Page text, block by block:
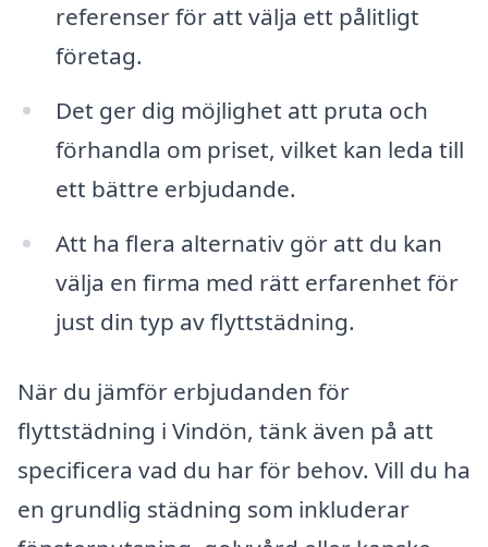
referenser för att välja ett pålitligt
företag.
Det ger dig möjlighet att pruta och
förhandla om priset, vilket kan leda till
ett bättre erbjudande.
Att ha flera alternativ gör att du kan
välja en firma med rätt erfarenhet för
just din typ av flyttstädning.
När du jämför erbjudanden för
flyttstädning i Vindön, tänk även på att
specificera vad du har för behov. Vill du ha
en grundlig städning som inkluderar